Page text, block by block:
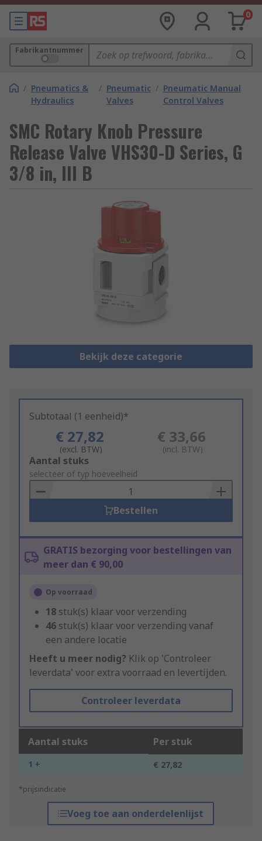
0
Fabrikantnummer
/ Pneumatics &
Hydraulics
/ Pneumatic
Valves
/ Pneumatic Manual
Control Valves
SMC Rotary Knob Pressure
Release Valve VHS30-D Series, G
3/8 in, III B
Bekijk deze categorie
Subtotaal (1 eenheid)*
€ 27,82
(excl. BTW)
€ 33,66
(incl. BTW)
Add
to
Basket
Aantal stuks
selecteer of typ hoeveelheid
Bestellen
GRATIS bezorging voor bestellingen van
meer dan € 90,00
Op voorraad
18 stuk(s) klaar voor verzending
46 stuk(s) klaar voor verzending vanaf
een andere locatie
Heeft u meer nodig? Klik op 'Controleer
leverdata' voor extra voorraad en levertijden.
Controleer leverdata
Aantal stuks Per stuk
1 + € 27,82
*prijsindicatie
Voeg toe aan onderdelenlijst